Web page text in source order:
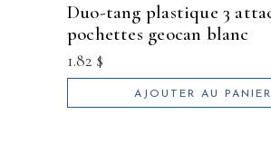
duo-tang plastique 3 attaches 2
pochettes geocan blanc
1.82 $
AJOUTER AU PANIER